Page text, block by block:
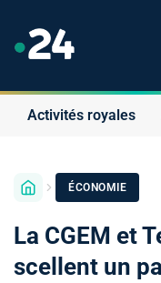
Activités royales
ÉCONOMIE
La CGEM et
scellent un